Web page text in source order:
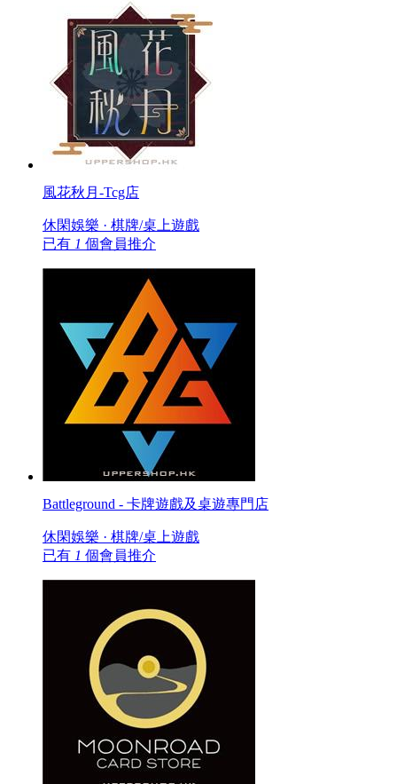
風花秋月-Tcg店
休閑娛樂 · 棋牌/桌上遊戲
已有 1 個會員推介
Battleground - 卡牌遊戲及桌遊專門店
休閑娛樂 · 棋牌/桌上遊戲
已有 1 個會員推介